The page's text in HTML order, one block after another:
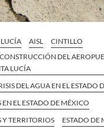
LUCÍA AISL
CINTILLO
DEL
LUCÍA
DEL AGUA EN EL ESTADO
EN EL ESTADO DE MÉXICO
Y TERRITORIOS
ESTADO DE